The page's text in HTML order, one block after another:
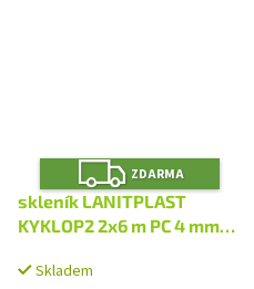
Z
D
A
R
M
ZDARMA
skleník LANITPLAST
KYKLOP2 2x6 m PC 4 mm
Skladem